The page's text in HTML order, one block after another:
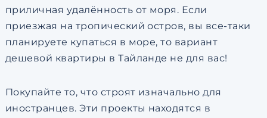
приличная удалённость от моря. Если
приезжая на тропический остров, вы все-таки
планируете купаться в море, то вариант
дешевой квартиры в Тайланде не для вас!
Покупайте то, что строят изначально для
иностранцев. Эти проекты находятся в